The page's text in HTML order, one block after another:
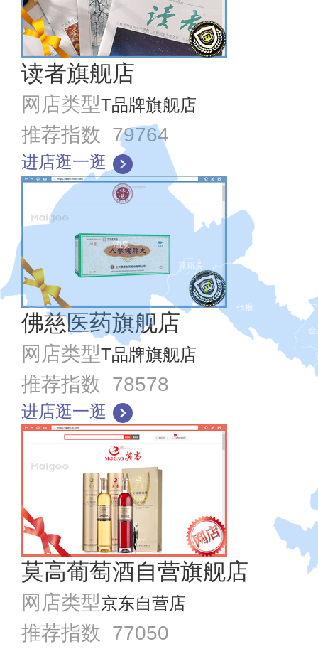
张掖
嘉峪关
酒泉
读者旗舰店
网店类型T品牌旗舰店
推荐指数 79764
进店逛一逛
佛慈医药旗舰店
网店类型T品牌旗舰店
推荐指数 78578
进店逛一逛
莫高葡萄酒自营旗舰店
网店类型京东自营店
推荐指数 77050